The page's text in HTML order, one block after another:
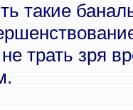
такие
трать зря